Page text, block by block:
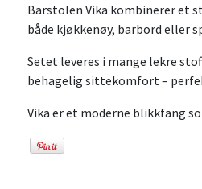
Barstolen Vika kombinerer et
både kjøkkenøy, barbord eller
Setet leveres i mange lekre
behagelig sittekomfort –
Vika er et moderne blikkfang